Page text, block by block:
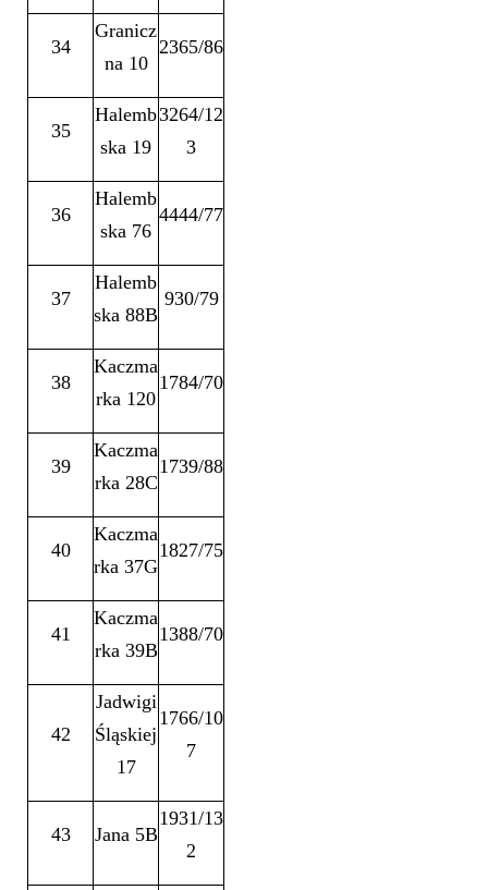
34
Granicz
na 10
2365/86
35
Halemb
ska 19
3264/12
3
36
Halemb
ska 76
4444/77
37
Halemb
ska 88B
930/79
38
Kaczma
rka 120
1784/70
39
Kaczma
rka 28C
1739/88
40
Kaczma
rka 37G
1827/75
41
Kaczma
rka 39B
1388/70
42
Jadwigi
Śląskiej
17
1766/10
7
43 Jana 5B
1931/13
2